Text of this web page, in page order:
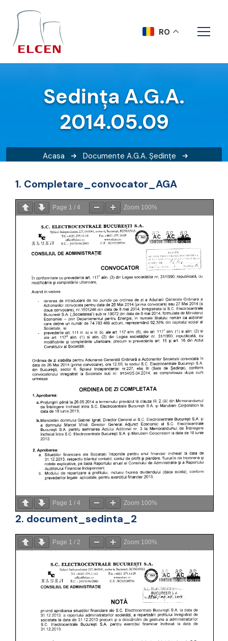
Sedința A.G.A.
2014.05.09
Acasa Documente A.G.A. Ședințe
1. Completare_convocator_AGA
Page 1 / 4 Zoom 100%
Page 1 / 4 Zoom 100%
2. document_sedinta_2
Page 1 / 2 Zoom 100%
RO